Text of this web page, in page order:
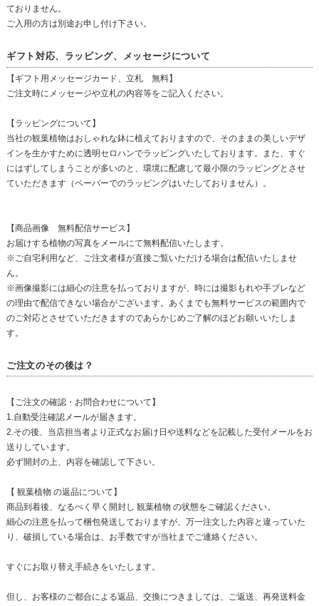
ておりません。
ご入用の方は別途お申し付け下さい。
ギフト対応、ラッピング、メッセージについて
【ギフト用メッセージカード、立札 無料】
ご注文時にメッセージや立札の内容等をご記入ください。
【ラッピングについて】
当社の観葉植物はおしゃれな鉢に植えておりますので、そのままの美しいデザ
インを生かすために透明セロハンでラッピングいたしております。また、すぐ
にはずしてしまうことが多いのと、環境に配慮して最小限のラッピングとさせ
ていただきます（ペーパーでのラッピングはいたしておりません）。
【商品画像 無料配信サービス】
お届けする植物の写真をメールにて無料配信いたします。
※ご自宅利用など、ご注文者様が直接ご覧いただける場合は配信いたしませ
ん。
※画像撮影には細心の注意を払っておりますが、時には撮影もれや手ブレなど
の理由で配信できない場合がございます。あくまでも無料サービスの範囲内で
のご対応とさせていただきますのであらかじめご了解のほどお願いいたしま
す。
ご注文のその後は？
【ご注文の確認・お問合わせについて】
1.自動受注確認メールが届きます。
2.その後、当店担当者より正式なお届け日や送料などを記載した受付メールをお
送りしています。
必ず開封の上、内容を確認して下さい。
【 観葉植物 の返品について】
商品到着後、なるべく早く開封し 観葉植物 の状態をご確認ください。
細心の注意を払って梱包発送しておりますが、万一注文した内容と違っていた
り、破損している場合は、お手数ですが当社までご連絡ください。
すぐにお取り替え手続きをいたします。
但し、お客様のご都合による返品、交換につきましては、ご返送、再発送料金